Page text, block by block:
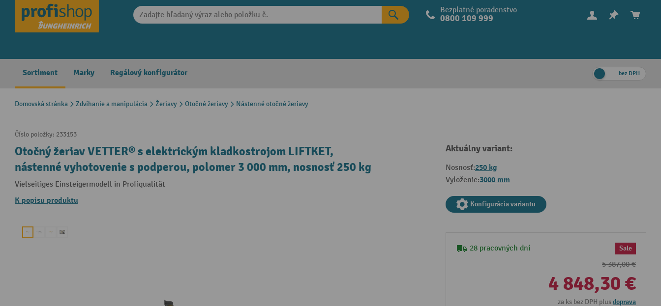
Skip to main navigation Bezplatné poradenstvo
0800 109 999
Sortiment Marky Regálový konfigurátor bez DPH
Domovská stránka Zdvíhanie a manipulácia Žeriavy Otočné žeriavy Nástenné otočné žeriavy
Číslo položky: 233153
Otočný žeriav VETTER® s elektrickým kladkostrojom LIFTKET,
nástenné vyhotovenie s podperou, polomer 3 000 mm, nosnosť 250 kg
Vielseitiges Einsteigermodell in Profiqualität
K popisu produktu
Aktuálny variant:
Nosnosť:250 kg
Vyloženie:3000 mm
Konfigurácia variantu
28 pracovných dní Sale
5 387,00 €
4 848,30 €
za ks bez DPH plusdoprava